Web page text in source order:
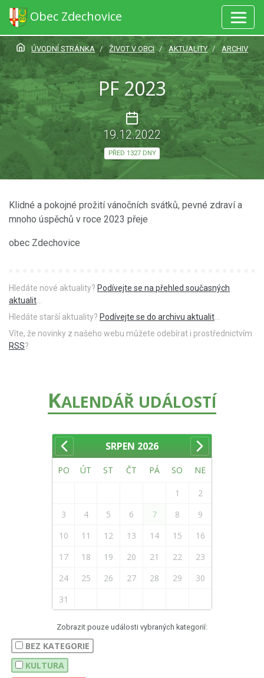
Obec Zdechovice
ÚVODNÍ STRÁNKA ŽIVOT V OBCI AKTUALITY ARCHIV
PF 2023
19.12.2022
PŘED 1327 DNY
Klidné a pokojné prožití vánočních svátků, pevné zdraví a
mnoho úspěchů v roce 2023 přeje
obec Zdechovice
Hledáte nové aktuality? Podívejte se na přehled současných
aktualit
Hledáte starší aktuality? Podívejte se do archivu aktualit
Víte, že novinky z našeho webu můžete odebírat i prostřednictvím
RSS?
KALENDÁŘ UDÁLOSTÍ
SRPEN 2026
PO ÚT ST ČT PÁ SO NE
1
2
3
4 5 6 7 8
9
10
11 12 13 14 15
16
17
18 19 20 21 22
23
24
25 26 27 28 29
30
31
Zobrazit pouze události vybraných kategorií:
BEZ KATEGORIE
KULTURA